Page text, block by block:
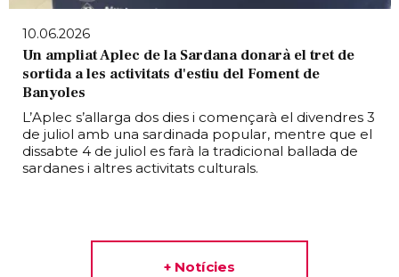
10.06.2026
Un ampliat Aplec de la Sardana donarà el tret de
sortida a les activitats d'estiu del Foment de
Banyoles
L’Aplec s’allarga dos dies i començarà el divendres 3
de juliol amb una sardinada popular, mentre que el
dissabte 4 de juliol es farà la tradicional ballada de
sardanes i altres activitats culturals.
+ Notícies